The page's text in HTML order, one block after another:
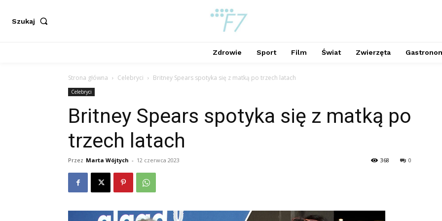
Szukaj
Zdrowie Sport Film Świat Zwierzęta
Strona główna Celebryci Britney Spears spotyka się z matką po trzech latach
Celebryci
Britney Spears spotyka się z matką po
trzech latach
Przez Marta Wójtych - 12 czerwca 2023 0
368